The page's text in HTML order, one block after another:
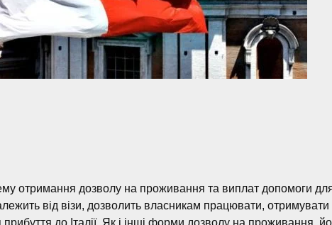
отримання дозволу на проживання та виплат допомоги для
від візи, дозволить власникам працювати, отримувати
прибуття до Італії. Як і інші форми дозволу на